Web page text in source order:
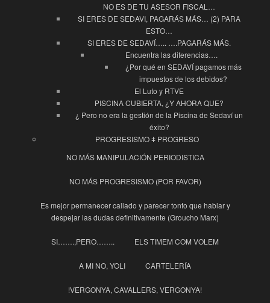
NO ES DE TU ASESOR FISCAL…
SI ERES DE SEDAVI, PAGARÁS MÁS… (2) PARA
ESTO…
SI ERES DE SEDAVÍ….. ….PAGARÁS MÁS.
Encuentra las diferencias….
¿Por qué en SEDAVÍ pagamos más
impuestos de los debidos?
El Luto y RTVE
PISCINA CUBIERTA, ¿Y AHORA QUE?
¿ Pero no era la gestión de la Piscina de Sedaví un
éxito?
PROGRESISMO ǂ PROGRESO
NO MÁS MANIPULACIÓN PERIODISTICA
NO MÁS PROGRESISMO (POR FAVOR)
Es mejor permanecer callado y parecer tonto que hablar y
despejar las dudas definitivamente (Groucho Marx)
SI…….,PERO…….. ELS TIMEM COM VOLEM
A MI NO, YOLI CARTELERÍA
!VERGONYA, CAVALLERS, VERGONYA!